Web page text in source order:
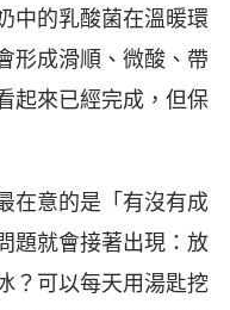
中的乳酸菌在溫暖環
形成滑順、微酸、帶
起來已經完成，但保
在意的是「有沒有成
題就會接著出現：放
？可以每天用湯匙挖